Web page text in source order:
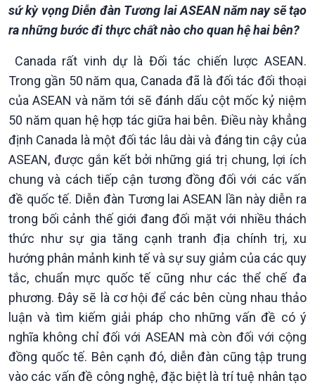
Tin Chính trị
Chính phủ với người dân
Quốc hội với cử tri
Xây dựng đảng
Đảng trong cuộc sống
Nhận diện sự thật
Pháp luật và đời sống
Tin thế giới
Vấn đề quốc tế
Hồ sơ sự kiện quốc tế
Thế giới & Việt Nam
Biên cương - Một dải vững
bền
sứ kỳ vọng Diễn đàn Tương lai ASEAN năm nay sẽ tạo
ra những bước đi thực chất nào cho quan hệ hai bên?
Canada rất vinh dự là Đối tác chiến lược ASEAN.
Trong gần 50 năm qua, Canada đã là đối tác đối thoại
của ASEAN và năm tới sẽ đánh dấu cột mốc kỷ niệm
50 năm quan hệ hợp tác giữa hai bên. Điều này khẳng
định Canada là một đối tác lâu dài và đáng tin cậy của
ASEAN, được gắn kết bởi những giá trị chung, lợi ích
chung và cách tiếp cận tương đồng đối với các vấn
đề quốc tế. Diễn đàn Tương lai ASEAN lần này diễn ra
trong bối cảnh thế giới đang đối mặt với nhiều thách
thức như sự gia tăng cạnh tranh địa chính trị, xu
hướng phân mảnh kinh tế và sự suy giảm của các quy
tắc, chuẩn mực quốc tế cũng như các thể chế đa
phương. Đây sẽ là cơ hội để các bên cùng nhau thảo
luận và tìm kiếm giải pháp cho những vấn đề có ý
nghĩa không chỉ đối với ASEAN mà còn đối với cộng
đồng quốc tế. Bên cạnh đó, diễn đàn cũng tập trung
vào các vấn đề công nghệ, đặc biệt là trí tuệ nhân tạo